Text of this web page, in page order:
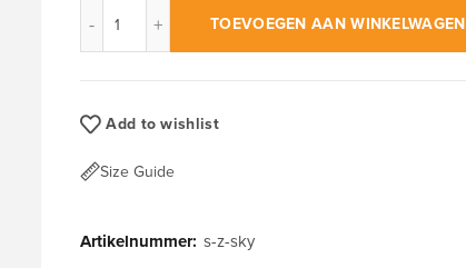
TOEVOEGEN AAN WINKELWAGEN
Add to wishlist
Size Guide
Artikelnummer: s-z-sky